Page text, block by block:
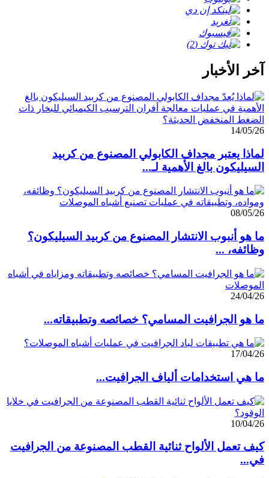
آخر الأخبار
14/05/26
لماذا يعتبر مجداف الكابولي المصنوع من كربيد
السيليكون بالغ الأهمية لـ...
08/05/26
ما هو أنبوب الانتشار المصنوع من كربيد السيليكون؟
وظائفه، ...
24/04/26
ما هو الجرافيت المسامي؟ خصائصه وتطبيقاته...
17/04/26
ما هي استخدامات ألياف الجرافيت...
10/04/26
كيف تعمل الألواح ثنائية القطب المصنوعة من الجرافيت
في...